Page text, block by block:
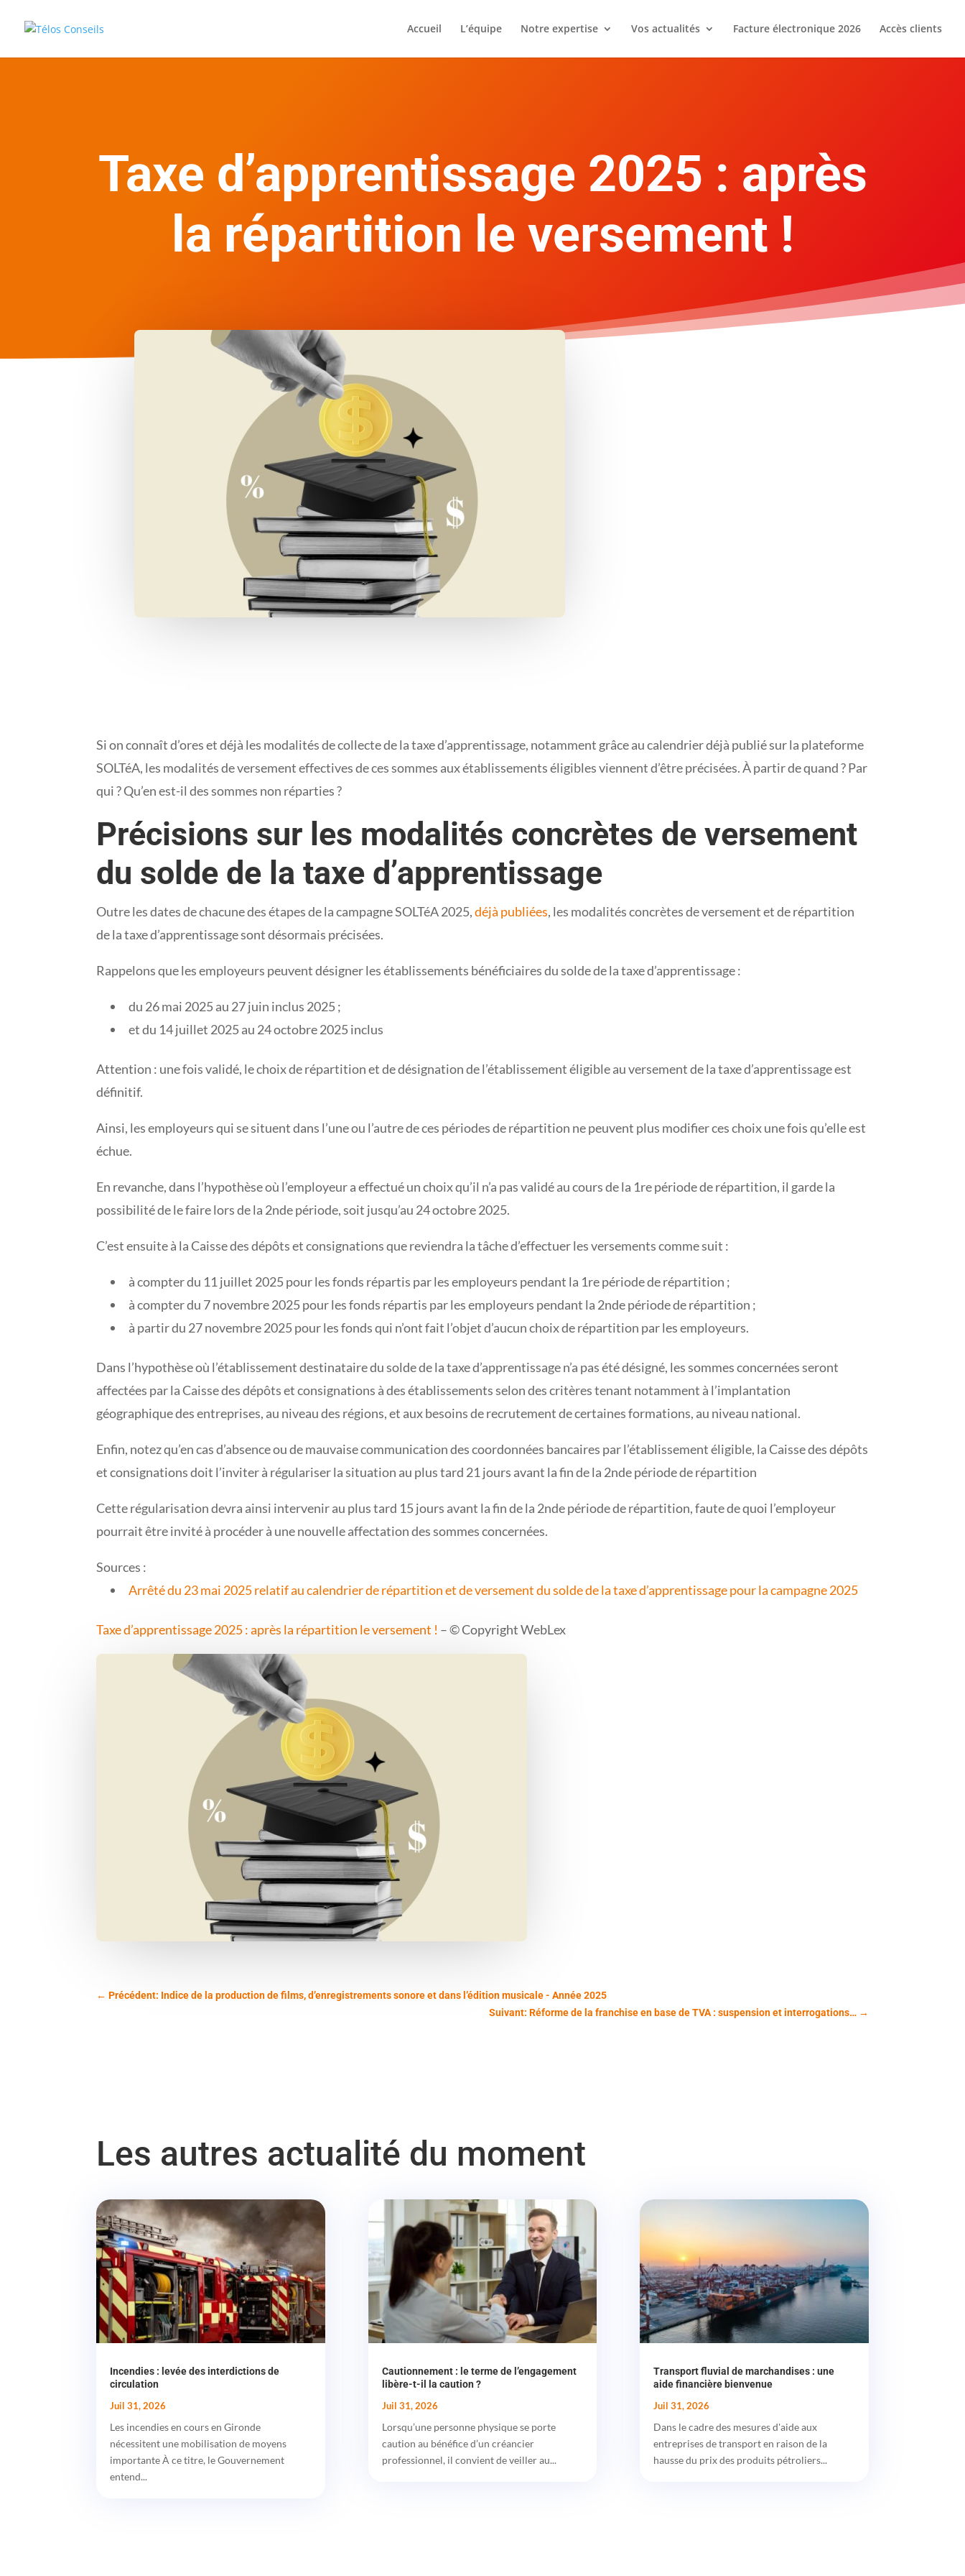
Accueil L’équipe Notre expertise Vos actualités Facture électronique 2026 Accès clients
Taxe d’apprentissage 2025 : après
la répartition le versement !
Si on connaît d’ores et déjà les modalités de collecte de la taxe d’apprentissage, notamment grâce au calendrier déjà publié sur la plateforme
SOLTéA, les modalités de versement effectives de ces sommes aux établissements éligibles viennent d’être précisées. À partir de quand ? Par
qui ? Qu’en est-il des sommes non réparties ?
Précisions sur les modalités concrètes de versement
du solde de la taxe d’apprentissage
Outre les dates de chacune des étapes de la campagne SOLTéA 2025,déjà publiées, les modalités concrètes de versement et de répartition
de la taxe d’apprentissage sont désormais précisées.
Rappelons que les employeurs peuvent désigner les établissements bénéficiaires du solde de la taxe d’apprentissage :
du 26 mai 2025 au 27 juin inclus 2025 ;
et du 14 juillet 2025 au 24 octobre 2025 inclus
Attention : une fois validé, le choix de répartition et de désignation de l’établissement éligible au versement de la taxe d’apprentissage est
définitif.
Ainsi, les employeurs qui se situent dans l’une ou l’autre de ces périodes de répartition ne peuvent plus modifier ces choix une fois qu’elle est
échue.
En revanche, dans l’hypothèse où l’employeur a effectué un choix qu’il n’a pas validé au cours de la 1re période de répartition, il garde la
possibilité de le faire lors de la 2nde période, soit jusqu’au 24 octobre 2025.
C’est ensuite à la Caisse des dépôts et consignations que reviendra la tâche d’effectuer les versements comme suit :
à compter du 11 juillet 2025 pour les fonds répartis par les employeurs pendant la 1re période de répartition ;
à compter du 7 novembre 2025 pour les fonds répartis par les employeurs pendant la 2nde période de répartition ;
à partir du 27 novembre 2025 pour les fonds qui n’ont fait l’objet d’aucun choix de répartition par les employeurs.
Dans l’hypothèse où l’établissement destinataire du solde de la taxe d’apprentissage n’a pas été désigné, les sommes concernées seront
affectées par la Caisse des dépôts et consignations à des établissements selon des critères tenant notamment à l’implantation
géographique des entreprises, au niveau des régions, et aux besoins de recrutement de certaines formations, au niveau national.
Enfin, notez qu’en cas d’absence ou de mauvaise communication des coordonnées bancaires par l’établissement éligible, la Caisse des dépôts
et consignations doit l’inviter à régulariser la situation au plus tard 21 jours avant la fin de la 2nde période de répartition
Cette régularisation devra ainsi intervenir au plus tard 15 jours avant la fin de la 2nde période de répartition, faute de quoi l’employeur
pourrait être invité à procéder à une nouvelle affectation des sommes concernées.
Sources :
Arrêté du 23 mai 2025 relatif au calendrier de répartition et de versement du solde de la taxe d’apprentissage pour la campagne 2025
Taxe d’apprentissage 2025 : après la répartition le versement ! – © Copyright WebLex
←Précédent: Indice de la production de films, d’enregistrements sonore et dans l’édition musicale - Année 2025
Suivant: Réforme de la franchise en base de TVA : suspension et interrogations…→
Les autres actualité du moment
Incendies : levée des interdictions de
circulation
Juil 31, 2026
Les incendies en cours en Gironde
nécessitent une mobilisation de moyens
importante À ce titre, le Gouvernement
entend...
Cautionnement : le terme de l’engagement
libère-t-il la caution ?
Juil 31, 2026
Lorsqu’une personne physique se porte
caution au bénéfice d’un créancier
professionnel, il convient de veiller au...
Transport fluvial de marchandises : une
aide financière bienvenue
Juil 31, 2026
Dans le cadre des mesures d'aide aux
entreprises de transport en raison de la
hausse du prix des produits pétroliers...